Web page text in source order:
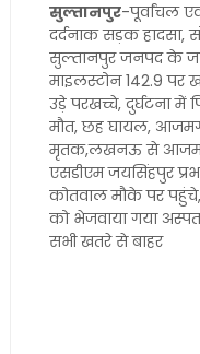
सुल्तानपुर-पूर्वांचल
दर्दनाक सड़क हादसा,
सुल्तानपुर जनपद के
माइलस्टोन 142.9 पर
उड़े परखच्चे, दुर्घटना
मौत, छह घायल,
मृतक,लखनऊ से
एसडीएम जयसिंहपुर
कोतवाल मौके पर पहुंचे,
को भेजवाया गया
सभी खतरे से बाहर